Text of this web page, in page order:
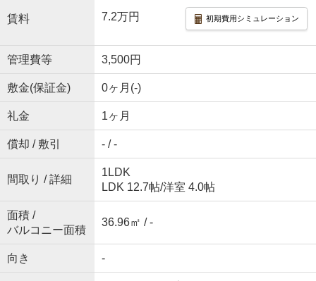
賃料 7.2万円 初期費用シミュレーション
管理費等 3,500円
敷金(保証金) 0ヶ月(-)
礼金 1ヶ月
償却 / 敷引 - / -
間取り / 詳細
1LDK
LDK 12.7帖/洋室 4.0帖
面積 /
バルコニー面積
36.96㎡ / -
向き -